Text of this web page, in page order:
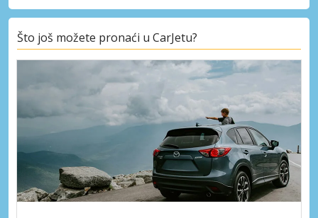
Što još možete pronaći u CarJetu?